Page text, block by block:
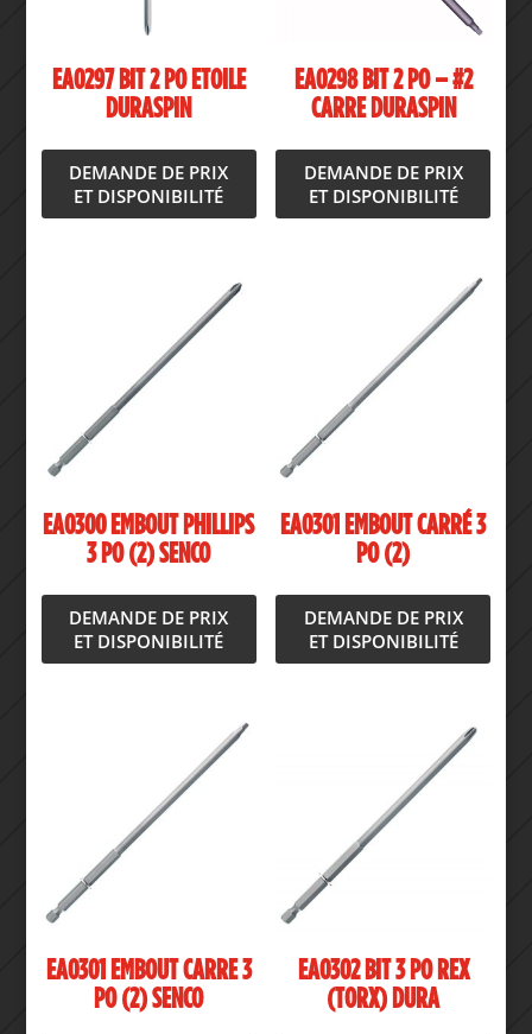
EA0297 BIT 2 PO ETOILE
DURASPIN
DEMANDE DE PRIX
ET DISPONIBILITÉ
EA0298 BIT 2 PO – #2
CARRE DURASPIN
DEMANDE DE PRIX
ET DISPONIBILITÉ
EA0300 EMBOUT PHILLIPS
3 PO (2) SENCO
DEMANDE DE PRIX
ET DISPONIBILITÉ
EA0301 EMBOUT CARRÉ 3
PO (2)
DEMANDE DE PRIX
ET DISPONIBILITÉ
EA0301 EMBOUT CARRE 3
PO (2) SENCO
EA0302 BIT 3 PO REX
(TORX) DURA